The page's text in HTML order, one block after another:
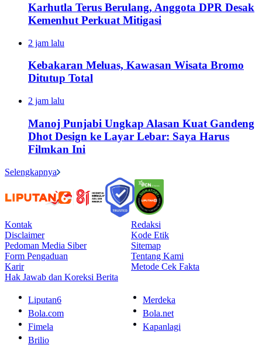
Karhutla Terus Berulang, Anggota DPR Desak
Kemenhut Perkuat Mitigasi
2 jam lalu
Kebakaran Meluas, Kawasan Wisata Bromo
Ditutup Total
2 jam lalu
Manoj Punjabi Ungkap Alasan Kuat Gandeng
Dhot Design ke Layar Lebar: Saya Harus
Filmkan Ini
Selengkapnya
Kontak
Redaksi
Disclaimer
Kode Etik
Pedoman Media Siber
Sitemap
Form Pengaduan
Tentang Kami
Karir
Metode Cek Fakta
Hak Jawab dan Koreksi Berita
Liputan6
Merdeka
Bola.com
Bola.net
Fimela
Kapanlagi
Brilio